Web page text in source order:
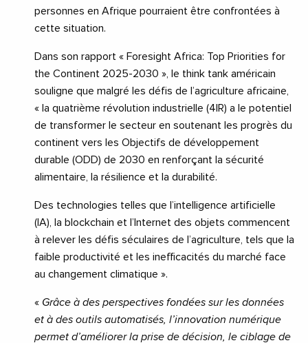
personnes en Afrique pourraient être confrontées à
cette situation.
Dans son rapport « Foresight Africa: Top Priorities for
the Continent 2025-2030 », le think tank américain
souligne que malgré les défis de l’agriculture africaine,
« la quatrième révolution industrielle (4IR) a le potentiel
de transformer le secteur en soutenant les progrès du
continent vers les Objectifs de développement
durable (ODD) de 2030 en renforçant la sécurité
alimentaire, la résilience et la durabilité.
Des technologies telles que l’intelligence artificielle
(IA), la blockchain et l’Internet des objets commencent
à relever les défis séculaires de l’agriculture, tels que la
faible productivité et les inefficacités du marché face
au changement climatique ».
« Grâce à des perspectives fondées sur les données
et à des outils automatisés, l’innovation numérique
permet d’améliorer la prise de décision, le ciblage de